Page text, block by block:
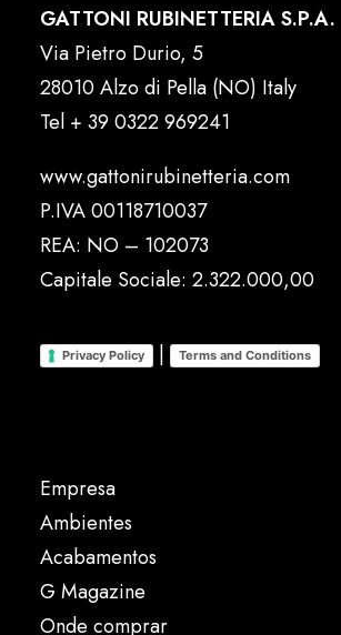
GATTONI RUBINETTERIA S.P.A.
Via Pietro Durio, 5
28010 Alzo di Pella (NO) Italy
Tel + 39 0322 969241
www.gattonirubinetteria.com
P.IVA 00118710037
REA: NO – 102073
Capitale Sociale: 2.322.000,00
Privacy Policy | Terms and Conditions
Empresa
Ambientes
Acabamentos
G Magazine
Onde comprar